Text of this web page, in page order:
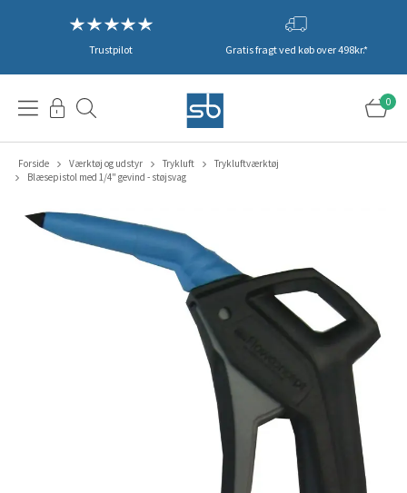
Trustpilot Gratis fragt ved køb over 498kr.*
0
Forside Værktøj og udstyr Trykluft
Trykluftværktøj
Blæsepistol med 1/4" gevind - støjsvag